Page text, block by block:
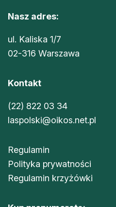
Nasz adres:
ul. Kaliska 1/7
02-316 Warszawa
Kontakt
(22) 822 03 34
laspolski@oikos.net.pl
Regulamin
Polityka prywatności
Regulamin krzyżówki